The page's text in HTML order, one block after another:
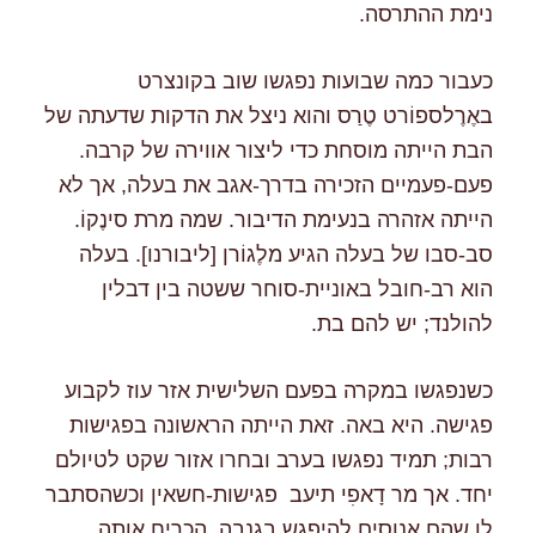
נימת ההתרסה.
כעבור כמה שבועות נפגשו שוב בקונצרט
באֶרֶלספוֹרט טֶרַס והוא ניצל את הדקות שדעתה של
הבת הייתה מוסחת כדי ליצור אווירה של קרבה.
פעם-פעמיים הזכירה בדרך-אגב את בעלה, אך לא
הייתה אזהרה בנעימת הדיבור. שמה מרת סינֶקוֹ.
סב-סבו של בעלה הגיע מלֶגוֹרן [ליבורנו]. בעלה
הוא רב-חובל באוניית-סוחר ששטה בין דבלין
להולנד; יש להם בת.
כשנפגשו במקרה בפעם השלישית אזר עוז לקבוע
פגישה. היא באה. זאת הייתה הראשונה בפגישות
רבות; תמיד נפגשו בערב ובחרו אזור שקט לטיולם
יחד. אך מר דָאפִי תיעב פגישות-חשאין וכשהסתבר